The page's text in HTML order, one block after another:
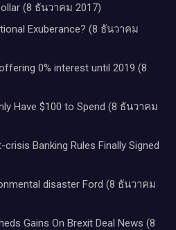
(8 ธันวาคม 2017)
Exuberance? (8 ธันวาคม
0% interest until 2019 (8
Have $100 to Spend (8 ธันวาคม
Banking Rules Finally Signed
disaster Ford (8 ธันวาคม
Gains On Brexit Deal News (8